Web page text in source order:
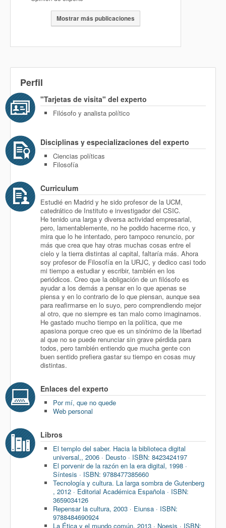
Mostrar más publicaciones
Perfil
"Tarjetas de visita" del experto
Filósofo y analista político
Disciplinas y especializaciones del experto
Ciencias políticas
Filosofía
Curriculum
Estudié en Madrid y he sido profesor de la UCM,
catedrático de Instituto e investigador del CSIC.
He tenido una larga y diversa actividad empresarial,
pero, lamentablemente, no he podido hacerme rico, y
mira que lo he intentado, pero tampoco renuncio, por
más que crea que hay otras muchas cosas entre el
cielo y la tierra distintas al capital, faltaría más. Ahora
soy profesor de Filosofía en la URJC, y dedico casi todo
mi tiempo a estudiar y escribir, también en los
periódicos. Creo que la obligación de un filósofo es
ayudar a los demás a pensar en lo que apenas se
piensa y en lo contrario de lo que piensan, aunque sea
para reafirmarse en lo suyo, pero comprendiendo mejor
al otro, que no siempre es tan malo como imaginamos.
He gastado mucho tiempo en la política, que me
apasiona porque creo que es un sinónimo de la libertad
al que no se puede renunciar sin grave pérdida para
todos, pero también entiendo que mucha gente con
buen sentido prefiera gastar su tiempo en cosas muy
distintas.
Enlaces del experto
Por mí, que no quede
Web personal
Libros
El templo del saber. Hacia la biblioteca digital
universal,, 2006 · Deusto · ISBN: 8423424197
El porvenir de la razón en la era digital, 1998 ·
Síntesis · ISBN: 9788477385660
Tecnología y cultura. La larga sombra de Gutenberg
, 2012 · Editorial Académica Española · ISBN:
3659034126
Repensar la cultura, 2003 · Eiunsa · ISBN:
9788484690924
La Ética y el mundo común, 2013 · Noesis · ISBN: